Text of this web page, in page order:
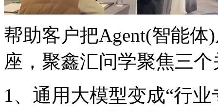
帮助客户把Agent(智能
座，聚鑫汇问学聚焦三个
1、通用大模型变成“